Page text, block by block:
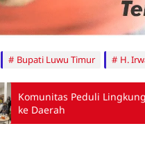
Bupati Luwu Timur H.
Komunitas Peduli
ke Daerah